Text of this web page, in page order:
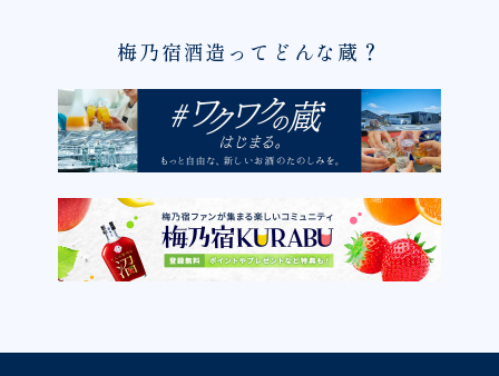
梅乃宿酒造ってどんな蔵？